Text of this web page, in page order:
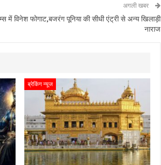
अगली खबर
में विनेश फोगाट,बजरंग पूनिया की सीधी एंट्री से अन्य खिलाड़ी
नाराज
ब्रेकिंग न्यूज